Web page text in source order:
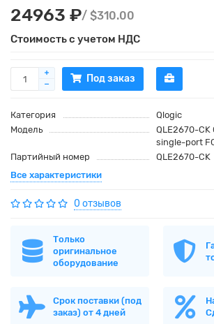
24963 ₽/ $310.00
Стоимость с учетом НДС
Под заказ
Категория
Qlogic
Модель
QLE2670-CK
single-port
Партийный номер
QLE2670-CK
Все характеристики
0 отзывов
Только
оригинальное
оборудование
Срок поставки (под
заказ) от 4 дней